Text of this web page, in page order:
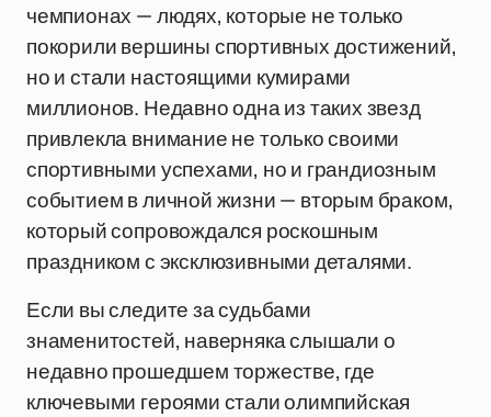
чемпионах — людях, которые не только
покорили вершины спортивных достижений,
но и стали настоящими кумирами
миллионов. Недавно одна из таких звезд
привлекла внимание не только своими
спортивными успехами, но и грандиозным
событием в личной жизни — вторым браком,
который сопровождался роскошным
праздником с эксклюзивными деталями.
Если вы следите за судьбами
знаменитостей, наверняка слышали о
недавно прошедшем торжестве, где
ключевыми героями стали олимпийская